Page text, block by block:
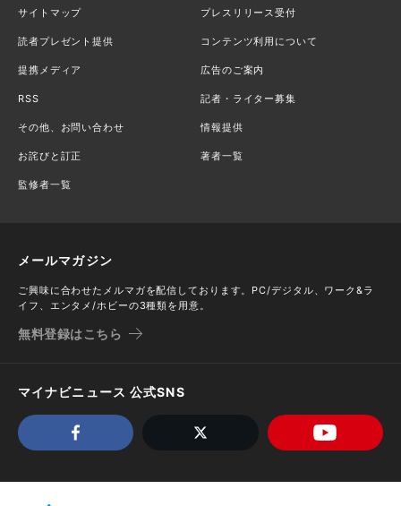
サイトマップ プレスリリース受付
読者プレゼント提供 コンテンツ利用について
提携メディア 広告のご案内
RSS 記者・ライター募集
その他、お問い合わせ 情報提供
お詫びと訂正 著者一覧
監修者一覧
メールマガジン
ご興味に合わせたメルマガを配信しております。PC/デジタル、ワーク&ラ
イフ、エンタメ/ホビーの3種類を用意。
無料登録はこちら
マイナビニュース 公式SNS